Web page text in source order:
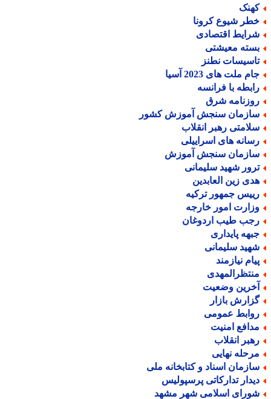
شیوع کرونا
اقتصادی
معیشتی
نطنز
ملت های 2023 آسیا
با فرانسه
شرق
سنجش آموزش کشور
رهبر انقلاب
های اسراییلی
سنجش آموزش
شهید سلیمانی
زین العابدین
جمهور ترکیه
امور خارجه
طیب اردوغان
پایداری
سلیمانی
نیازمند
وضعیت
بازار
عمومی
امنیت
انقلاب
نهایی
اسناد و کتابخانه ملی
تدارکاتی پرسپولیس
اسلامی شهر مشهد